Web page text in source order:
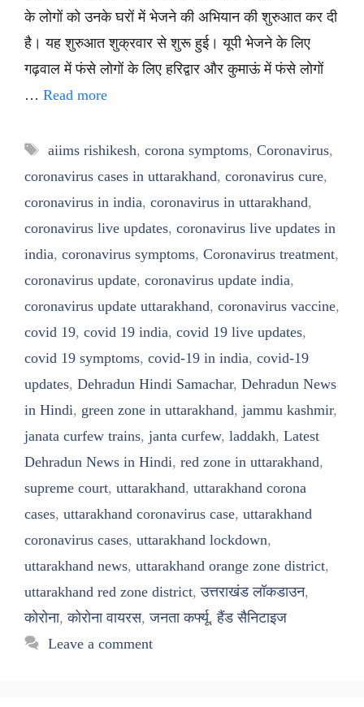
के लोगों को उनके घरों में भेजने की अभियान की शुरुआत कर दी
है। यह शुरुआत शुक्रवार से शुरू हुई। यूपी भेजने के लिए
गढ़वाल में फंसे लोगों के लिए हरिद्वार और कुमाऊं में फंसे लोगों
… Read more
Tags
aiims rishikesh, corona symptoms, Coronavirus,
coronavirus cases in uttarakhand, coronavirus cure,
coronavirus in india, coronavirus in uttarakhand,
coronavirus live updates, coronavirus live updates in
india, coronavirus symptoms, Coronavirus treatment,
coronavirus update, coronavirus update india,
coronavirus update uttarakhand, coronavirus vaccine,
covid 19, covid 19 india, covid 19 live updates,
covid 19 symptoms, covid-19 in india, covid-19
updates, Dehradun Hindi Samachar, Dehradun News
in Hindi, green zone in uttarakhand, jammu kashmir,
janata curfew trains, janta curfew, laddakh, Latest
Dehradun News in Hindi, red zone in uttarakhand,
supreme court, uttarakhand, uttarakhand corona
cases, uttarakhand coronavirus case, uttarakhand
coronavirus cases, uttarakhand lockdown,
uttarakhand news, uttarakhand orange zone district,
uttarakhand red zone district,उत्तराखंड लॉकडाउन,
कोरोना,कोरोना वायरस,जनता कर्फ्यू,हैंड सैनिटाइज
Leave a comment